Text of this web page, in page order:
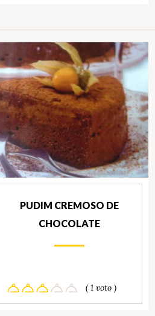
PUDIM CREMOSO DE
CHOCOLATE
( 1 voto )